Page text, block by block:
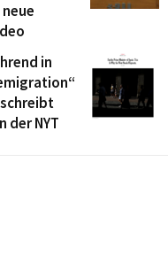
in
der NYT